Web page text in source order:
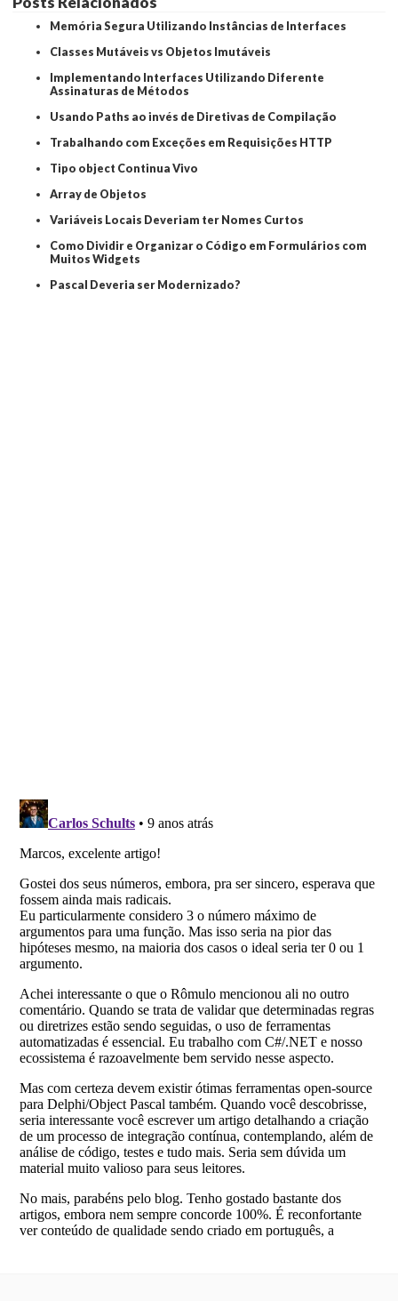
Memória Segura Utilizando Instâncias de Interfaces
Classes Mutáveis vs Objetos Imutáveis
Implementando Interfaces Utilizando Diferente
Assinaturas de Métodos
Usando Paths ao invés de Diretivas de Compilação
Trabalhando com Exceções em Requisições HTTP
Tipo object Continua Vivo
Array de Objetos
Variáveis Locais Deveriam ter Nomes Curtos
Como Dividir e Organizar o Código em Formulários com
Muitos Widgets
Pascal Deveria ser Modernizado?